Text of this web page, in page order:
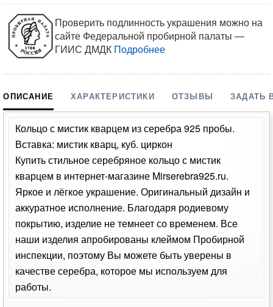
Проверить подлинность украшения можно на
сайте Федеральной пробирной палаты —
ГИИС ДМДК Подробнее
ОПИСАНИЕ ХАРАКТЕРИСТИКИ ОТЗЫВЫ ЗАДАТЬ
Кольцо с мистик кварцем из серебра 925 пробы.
Вставка: мистик кварц, куб. циркон
Купить стильное серебряное кольцо с мистик
кварцем в интернет-магазине Mirserebra925.ru.
Яркое и лёгкое украшение. Оригинальный дизайн и
аккуратное исполнение. Благодаря родиевому
покрытию, изделие не темнеет со временем. Все
наши изделия апробированы клеймом Пробирной
инспекции, поэтому Вы можете быть уверены в
качестве серебра, которое мы используем для
работы.